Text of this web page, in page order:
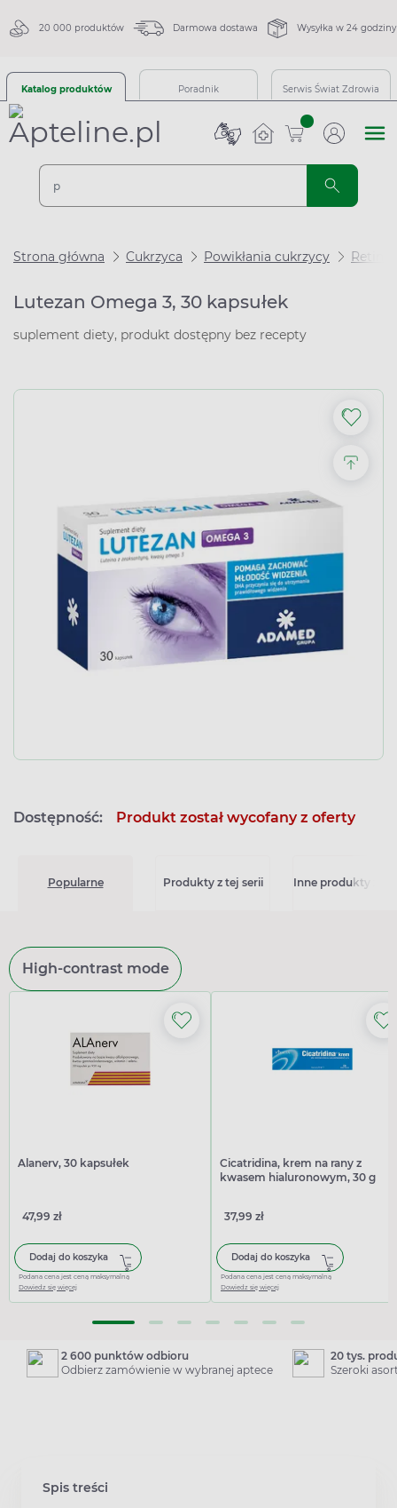
20 000 produktów Darmowa dostawa Wysyłka w 24 godziny
Katalog produktów Poradnik Serwis Świat Zdrowia
sztuk
Strona główna Cukrzyca Powikłania cukrzycy
Lutezan Omega 3, 30 kapsułek
suplement diety, produkt dostępny bez recepty
Dostępność: Produkt został wycofany z oferty
Popularne Produkty z tej serii Inne produkty z
High-contrast mode
Alanerv, 30 kapsułek
47,99 zł
Dodaj do koszyka
Podana cena jest ceną maksymalną
Dowiedz się więcej
Cicatridina, krem na rany z
kwasem hialuronowym, 30 g
37,99 zł
Dodaj do koszyka
Podana cena jest ceną maksymalną
Dowiedz się więcej
2 600 punktów odbioru
Odbierz zamówienie w wybranej aptece
20 tys.
Szeroki
Spis treści